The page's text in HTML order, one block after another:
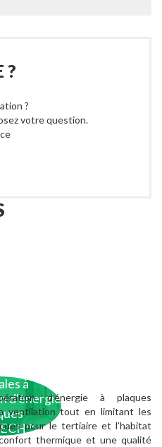
?
?
votre question.
à
d'énergied’énergie à plaques
ventilation tout en limitant les
pour le tertiaire et l’habitat
thermique et une qualité